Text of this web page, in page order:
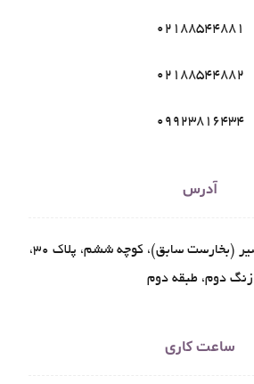
02188544881
02188544882
09923816434
آدرس
تهران، خیابان احمد قصیر (بخارست سابق)، کوچه ششم، پلاک ۳۰،
زنگ دوم، طبقه دوم
ساعت کاری